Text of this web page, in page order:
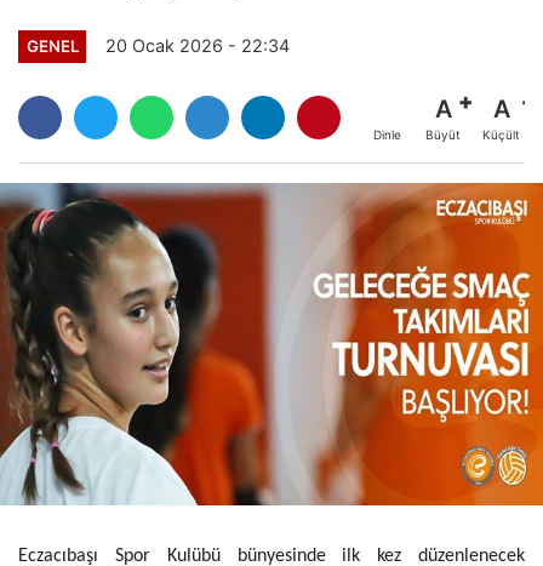
GENEL 20 Ocak 2026 - 22:34
Dinle
A
Büyüt
A
Küçült
Eczacıbaşı Spor Kulübü bünyesinde ilk kez düzenlenecek